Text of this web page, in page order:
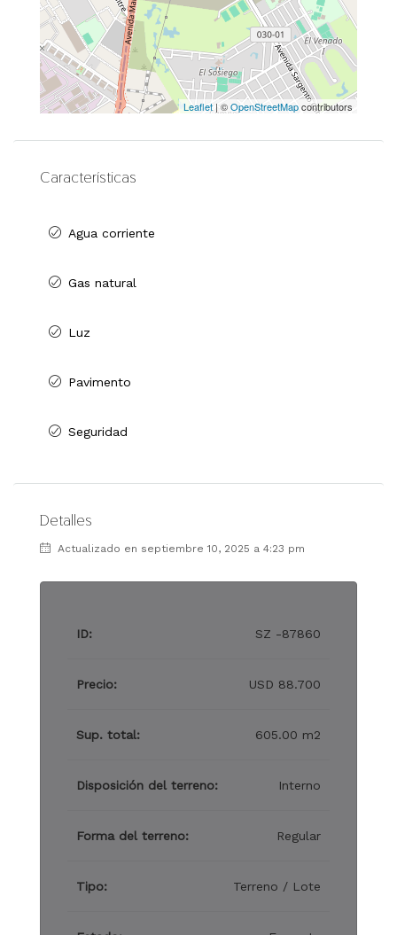
Leaflet | ©OpenStreetMapcontributors
Características
Agua corriente
Gas natural
Luz
Pavimento
Seguridad
Detalles
Actualizado en septiembre 10, 2025 a 4:23 pm
ID: SZ -87860
Precio: USD 88.700
Sup. total: 605.00 m2
Disposición del terreno: Interno
Forma del terreno: Regular
Tipo: Terreno / Lote